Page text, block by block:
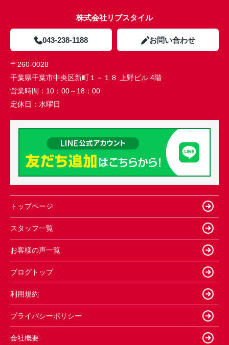
株式会社リブスタイル
043-238-1188 お問い合わせ
〒260-0028
千葉県千葉市中央区新町１－１８ 上野ビル 4階
営業時間： 10：00～18：00
定休日： 水曜日
トップページ
スタッフ一覧
お客様の声一覧
ブログトップ
利用規約
プライバシーポリシー
会社概要